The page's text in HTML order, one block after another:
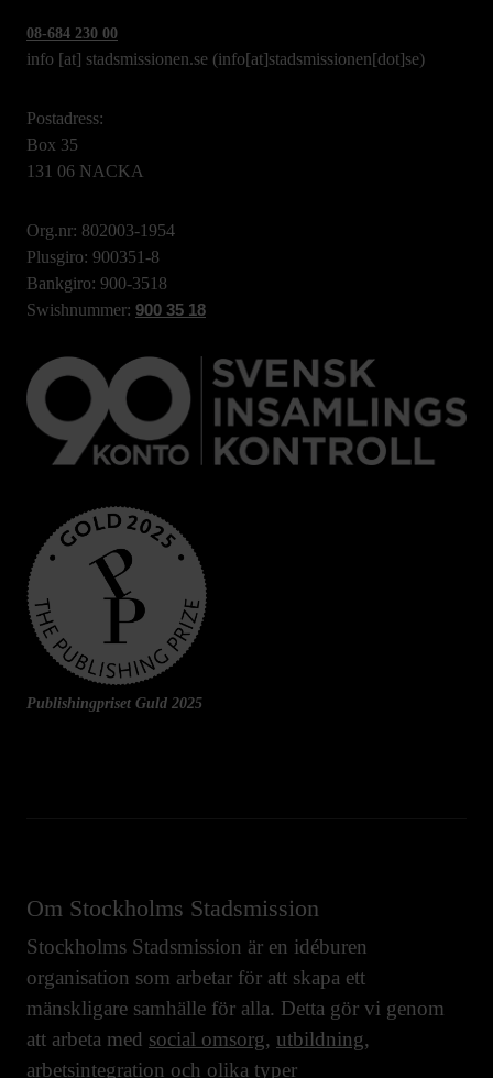
08-684 230 00
info [at] stadsmissionen.se (info[at]stadsmissionen[dot]se)
Postadress:
Box 35
131 06 NACKA
Org.nr: 802003-1954
Plusgiro: 900351-8
Bankgiro: 900-3518
Swishnummer: 900 35 18
Publishingpriset Guld 2025
Om Stockholms Stadsmission
Stockholms Stadsmission är en idéburen
organisation som arbetar för att skapa ett
mänskligare samhälle för alla. Detta gör vi genom
att arbeta med social omsorg, utbildning,
arbetsintegration och olika typer